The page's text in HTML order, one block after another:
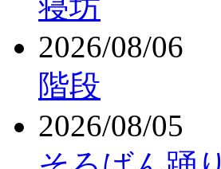
2026/08/06
階段
2026/08/05